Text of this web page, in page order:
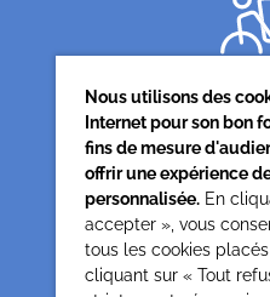
Siège
62 rue
Nous utilisons des
Internet pour son bon
fins de mesure
offrir une expérience
personnalisée. En
accepter », vous
tous les cookies
cliquant sur « Tout